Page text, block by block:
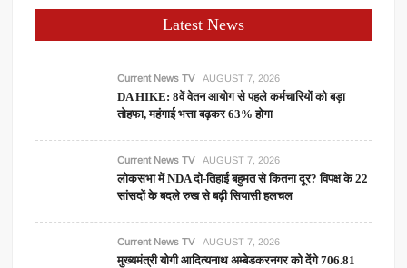
Latest News
Current News TV AUGUST 7, 2026
DA HIKE: 8वें वेतन आयोग से पहले कर्मचारियों को बड़ा
तोहफा, महंगाई भत्ता बढ़कर 63% होगा
Current News TV AUGUST 7, 2026
लोकसभा में NDA दो-तिहाई बहुमत से कितना दूर? विपक्ष के 22
सांसदों के बदले रुख से बढ़ी सियासी हलचल
Current News TV AUGUST 7, 2026
मुख्यमंत्री योगी आदित्यनाथ अम्बेडकरनगर को देंगे 706.81